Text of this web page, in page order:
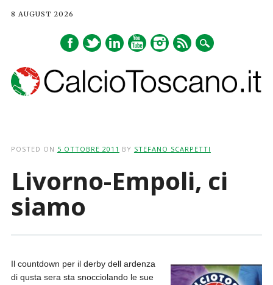
8 AUGUST 2026
POSTED ON 5 OTTOBRE 2011 BY STEFANO SCARPETTI
Livorno-Empoli, ci
siamo
Il countdown per il derby dell ardenza
di qusta sera sta snocciolando le sue